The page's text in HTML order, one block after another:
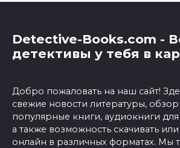
Detective-Books.com -
детективы у тебя в
Добро пожаловать на наш сайт!
свежие новости литературы,
популярные книги, аудиокниги
а также возможность скачивать или
онлайн в различных форматах. Мы